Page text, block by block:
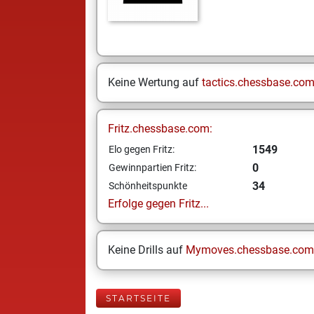
Keine Wertung auf tactics.chessbase.com
Fritz.chessbase.com:
Elo gegen Fritz: 1549
Gewinnpartien Fritz: 0
Schönheitspunkte
34
Erfolge gegen Fritz...
Keine Drills auf Mymoves.chessbase.com
STARTSEITE